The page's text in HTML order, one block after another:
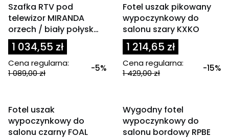
Szafka RTV pod
telewizor MIRANDA
orzech / biały połysk
165 cm
1 034,55 zł
Cena regularna:
1 089,00 zł
-5%
Fotel uszak pikowany
wypoczynkowy do
salonu szary KXKO
1 214,65 zł
Cena regularna:
1 429,00 zł
-15%
Powiadom mnie o
Fotel uszak
wypoczynkowy do
salonu czarny FOAL
Wygodny fotel
wypoczynkowy do
salonu bordowy RPBE